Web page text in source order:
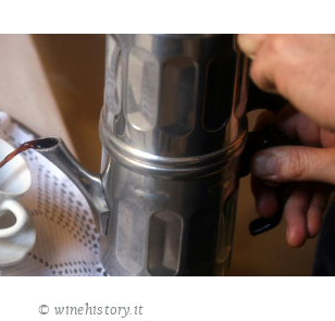
© winehistory.it